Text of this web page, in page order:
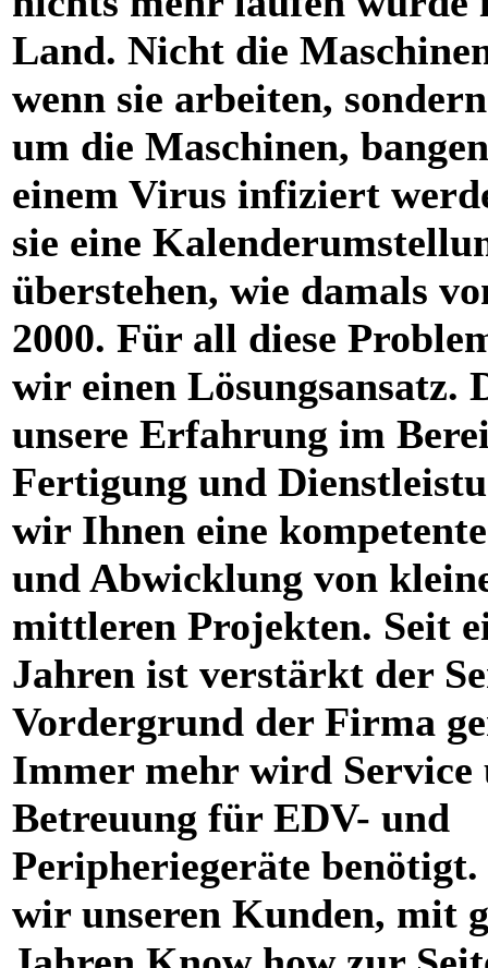
Land. Nicht die
wenn sie arbeiten,
um die Maschinen,
einem Virus infiziert
sie eine
überstehen, wie damals
2000. Für all diese
wir einen Lösungsansatz.
unsere Erfahrung im
Fertigung und
wir Ihnen eine
und Abwicklung von
mittleren Projekten. Seit
Jahren ist verstärkt der
Vordergrund der Firma
Immer mehr wird Service
Betreuung für EDV- und
Peripheriegeräte
wir unseren Kunden, mit